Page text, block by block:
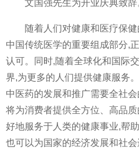
文国强先生为开业庆典致
随着人们对健康和医疗保
中国传统医学的重要组成部分,
认可。同时,随着全球化和国际
界,为更多的人们提供健康服务
中医药的发展和推广需要全社
将为消费者提供全方位、高品
好地服务于人类的健康事业,帮
也可以为国家的经济发展和社会